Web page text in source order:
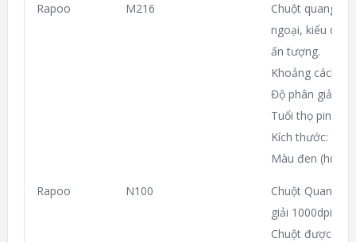
Rapoo M216
Chuột quang
ngoại, kiểu
ấn tượng.
Khoảng cách
Độ phân giải
Tuổi thọ pin lên
Kích thước:
Màu đen (hộp
Rapoo N100
Chuột Quang
giải 1000dpi.
Chuột được